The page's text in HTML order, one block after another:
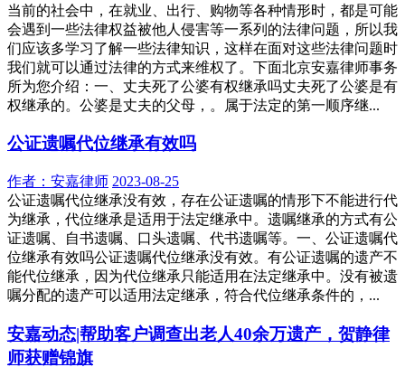
当前的社会中，在就业、出行、购物等各种情形时，都是可能
会遇到一些法律权益被他人侵害等一系列的法律问题，所以我
们应该多学习了解一些法律知识，这样在面对这些法律问题时
我们就可以通过法律的方式来维权了。下面北京安嘉律师事务
所为您介绍：一、丈夫死了公婆有权继承吗丈夫死了公婆是有
权继承的。公婆是丈夫的父母，。属于法定的第一顺序继...
公证遗嘱代位继承有效吗
作者： 安嘉律师 2023-08-25
公证遗嘱代位继承没有效，存在公证遗嘱的情形下不能进行代
为继承，代位继承是适用于法定继承中。遗嘱继承的方式有公
证遗嘱、自书遗嘱、口头遗嘱、代书遗嘱等。一、公证遗嘱代
位继承有效吗公证遗嘱代位继承没有效。有公证遗嘱的遗产不
能代位继承，因为代位继承只能适用在法定继承中。没有被遗
嘱分配的遗产可以适用法定继承，符合代位继承条件的，...
安嘉动态|帮助客户调查出老人40余万遗产，贺静律
师获赠锦旗